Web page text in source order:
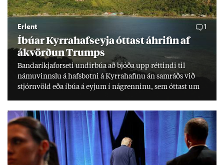
Erlent 1
Íbú­ar Kyrra­hafs­eyja ótt­ast áhrif­in af
ákvörð­un Trumps
Banda­ríkja­for­seti und­ir­búa að bjóða upp rétt­indi til
námu­vinnslu á hafs­botni á Kyrra­haf­inu án sam­ráðs við
stjórn­völd eða íbúa á eyj­um í ná­grenn­inu, sem ótt­ast um